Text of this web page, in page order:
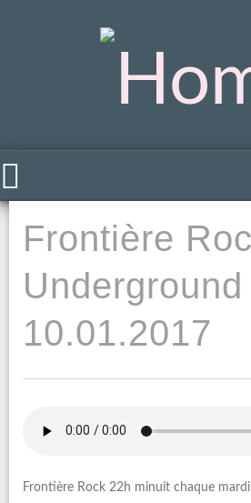
Frontière
Underground
10.01.2017
Frontière Rock 22h minuit chaque